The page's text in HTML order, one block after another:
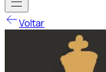
Voltar